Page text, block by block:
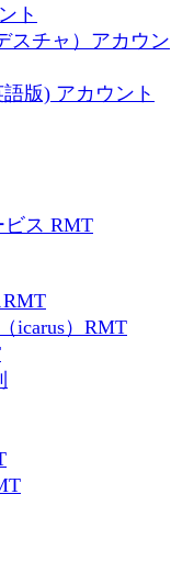
ト
スチャ）アカウン
版) アカウント
ビス RMT
icarus）RMT